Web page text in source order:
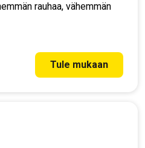
rauhaa, vähemmän
Tule mukaan